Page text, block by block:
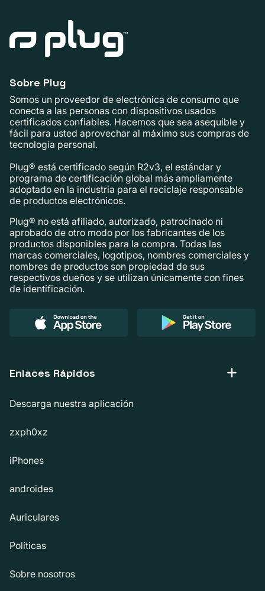
Sobre Plug
Somos un proveedor de electrónica de consumo que
conecta a las personas con dispositivos usados ​​
certificados confiables. Hacemos que sea asequible y
fácil para usted aprovechar al máximo sus compras de
tecnología personal.
Plug® está certificado según R2v3, el estándar y
programa de certificación global más ampliamente
adoptado en la industria para el reciclaje responsable
de productos electrónicos.
Plug® no está afiliado, autorizado, patrocinado ni
aprobado de otro modo por los fabricantes de los
productos disponibles para la compra. Todas las
marcas comerciales, logotipos, nombres comerciales y
nombres de productos son propiedad de sus
respectivos dueños y se utilizan únicamente con fines
de identificación.
Enlaces Rápidos
Descarga nuestra aplicación
zxph0xz
iPhones
androides
Auriculares
Políticas
Sobre nosotros